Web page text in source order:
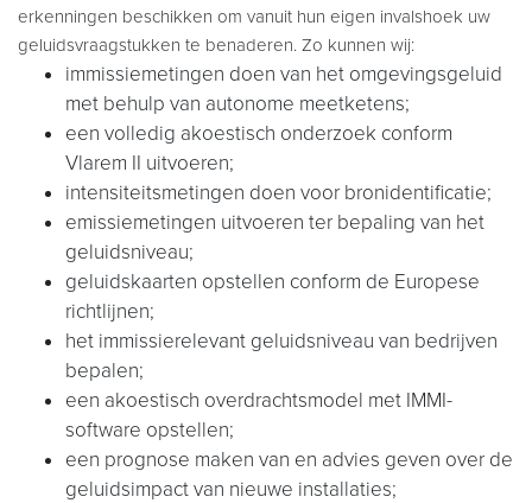
erkenningen beschikken om vanuit hun eigen invalshoek uw
geluidsvraagstukken te benaderen. Zo kunnen wij:
immissiemetingen doen van het omgevingsgeluid
met behulp van autonome meetketens;
een volledig akoestisch onderzoek conform
Vlarem II uitvoeren;
intensiteitsmetingen doen voor bronidentificatie;
emissiemetingen uitvoeren ter bepaling van het
geluidsniveau;
geluidskaarten opstellen conform de Europese
richtlijnen;
het immissierelevant geluidsniveau van bedrijven
bepalen;
een akoestisch overdrachtsmodel met IMMI-
software opstellen;
een prognose maken van en advies geven over de
geluidsimpact van nieuwe installaties;